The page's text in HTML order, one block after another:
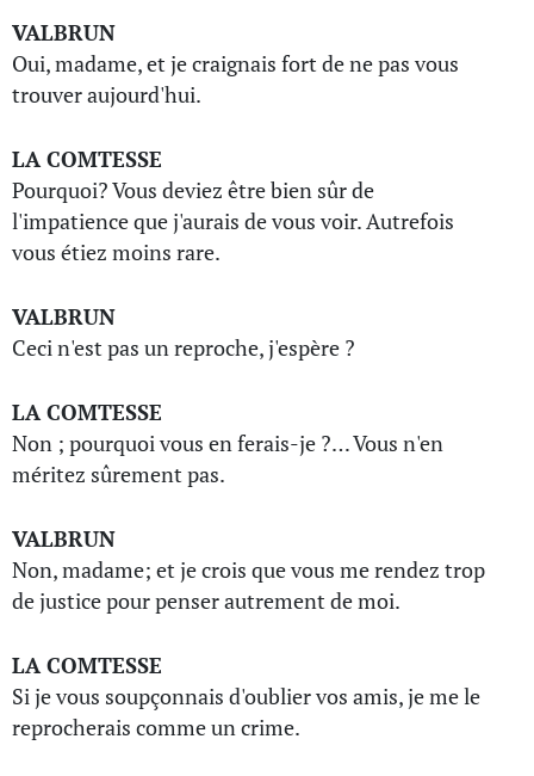
VALBRUN
Oui, madame, et je craignais fort de ne pas vous
trouver aujourd'hui.
LA COMTESSE
Pourquoi? Vous deviez être bien sûr de
l'impatience que j'aurais de vous voir. Autrefois
vous étiez moins rare.
VALBRUN
Ceci n'est pas un reproche, j'espère ?
LA COMTESSE
Non ; pourquoi vous en ferais-je ?… Vous n'en
méritez sûrement pas.
VALBRUN
Non, madame; et je crois que vous me rendez trop
de justice pour penser autrement de moi.
LA COMTESSE
Si je vous soupçonnais d'oublier vos amis, je me le
reprocherais comme un crime.